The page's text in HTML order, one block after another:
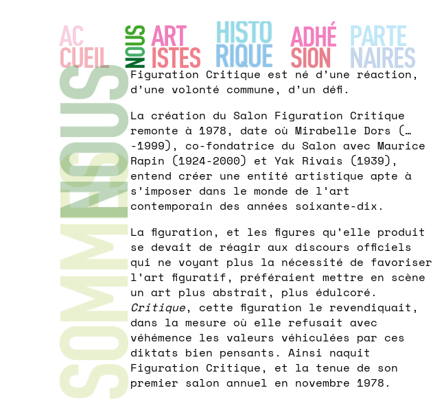
Figuration Critique est né d’une réaction,
d’une volonté commune, d’un défi.
La création du Salon Figuration Critique
remonte à 1978, date où Mirabelle Dors (…
-1999), co-fondatrice du Salon avec Maurice
Rapin (1924-2000) et Yak Rivais (1939),
entend créer une entité artistique apte à
s’imposer dans le monde de l’art
contemporain des années soixante-dix.
La figuration, et les figures qu’elle produit
se devait de réagir aux discours officiels
qui ne voyant plus la nécessité de favoriser
l’art figuratif, préféraient mettre en scène
un art plus abstrait, plus édulcoré.
Critique, cette figuration le revendiquait,
dans la mesure où elle refusait avec
véhémence les valeurs véhiculées par ces
diktats bien pensants. Ainsi naquit
Figuration Critique, et la tenue de son
premier salon annuel en novembre 1978.